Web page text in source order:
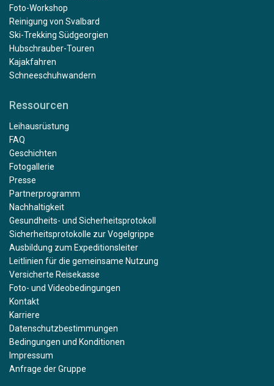
Foto-Workshop
Reinigung von Svalbard
Ski-Trekking Südgeorgien
Hubschrauber-Touren
Kajakfahren
Schneeschuhwandern
Ressourcen
Leihausrüstung
FAQ
Geschichten
Fotogallerie
Presse
Partnerprogramm
Nachhaltigkeit
Gesundheits- und Sicherheitsprotokoll
Sicherheitsprotokolle zur Vogelgrippe
Ausbildung zum Expeditionsleiter
Leitlinien für die gemeinsame Nutzung
Versicherte Reisekasse
Foto- und Videobedingungen
Kontakt
Karriere
Datenschutzbestimmungen
Bedingungen und Konditionen
Impressum
Anfrage der Gruppe